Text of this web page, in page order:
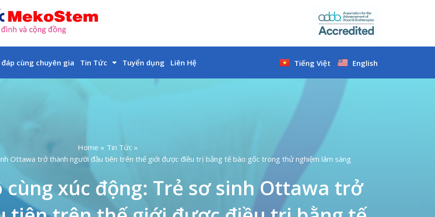
đáp cùng chuyên gia Tin Tức Tuyển dụng Liên Hệ Tiếng Việt English
Home
Tin Tức
Ottawa trở thành người đầu tiên trên thế giới được điều trị bằng tế bào gốc trong thử nghiệm lâm sàng
cùng xúc động: Trẻ sơ sinh Ottawa trở